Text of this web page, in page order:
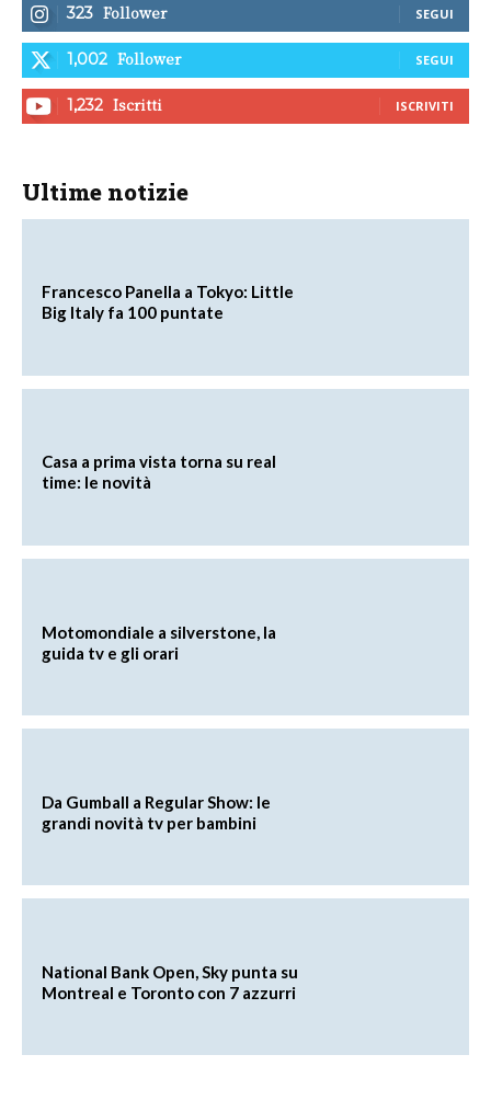
323 Follower SEGUI
1,002 Follower SEGUI
1,232 Iscritti ISCRIVITI
Ultime notizie
Francesco Panella a Tokyo: Little
Big Italy fa 100 puntate
Casa a prima vista torna su real
time: le novità
Motomondiale a silverstone, la
guida tv e gli orari
Da Gumball a Regular Show: le
grandi novità tv per bambini
National Bank Open, Sky punta su
Montreal e Toronto con 7 azzurri